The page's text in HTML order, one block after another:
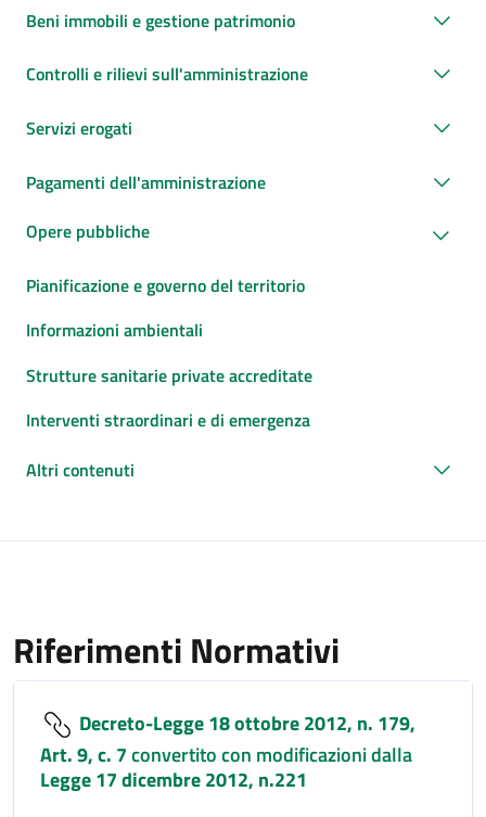
Beni immobili e gestione patrimonio
Controlli e rilievi sull'amministrazione
Servizi erogati
Pagamenti dell'amministrazione
Opere pubbliche
Pianificazione e governo del territorio
Informazioni ambientali
Strutture sanitarie private accreditate
Interventi straordinari e di emergenza
Altri contenuti
Riferimenti Normativi
Decreto-Legge 18 ottobre 2012, n. 179,
Art. 9, c. 7convertito con modificazioni dalla
Legge 17 dicembre 2012, n.221